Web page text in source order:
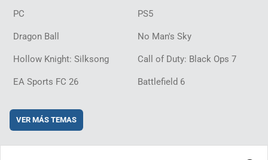
PC PS5
Dragon Ball No Man's Sky
Hollow Knight: Silksong Call of Duty: Black Ops 7
EA Sports FC 26 Battlefield 6
VER MÁS TEMAS